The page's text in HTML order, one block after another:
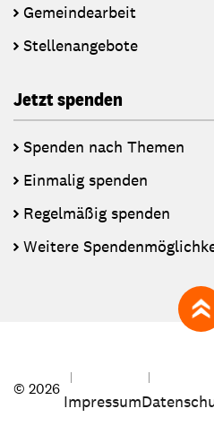
Gemeindearbeit
Stellenangebote
Jetzt spenden
Spenden nach Themen
Einmalig spenden
Regelmäßig spenden
Weitere
© 2026
Impressum